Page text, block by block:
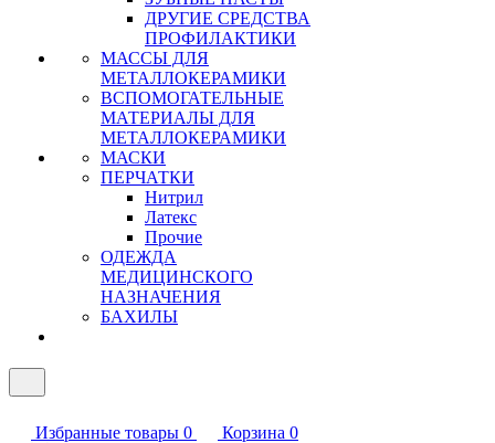
ДРУГИЕ СРЕДСТВА
ПРОФИЛАКТИКИ
МАССЫ ДЛЯ
МЕТАЛЛОКЕРАМИКИ
ВСПОМОГАТЕЛЬНЫЕ
МАТЕРИАЛЫ ДЛЯ
МЕТАЛЛОКЕРАМИКИ
МАСКИ
ПЕРЧАТКИ
Нитрил
Латекс
Прочие
ОДЕЖДА
МЕДИЦИНСКОГО
НАЗНАЧЕНИЯ
БАХИЛЫ
Избранные товары 0 Корзина 0